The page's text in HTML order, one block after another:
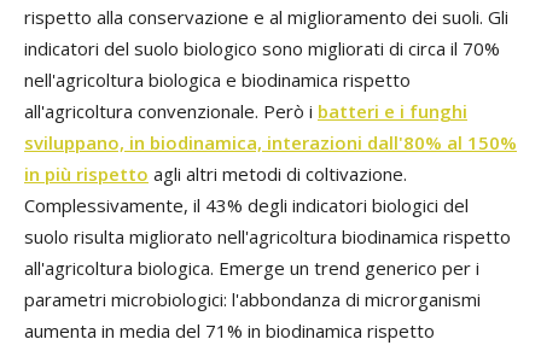
rispetto alla conservazione e al miglioramento dei suoli. Gli
indicatori del suolo biologico sono migliorati di circa il 70%
nell'agricoltura biologica e biodinamica rispetto
all'agricoltura convenzionale. Però i batteri e i funghi
sviluppano, in biodinamica, interazioni dall'80% al 150%
in più rispetto agli altri metodi di coltivazione.
Complessivamente, il 43% degli indicatori biologici del
suolo risulta migliorato nell'agricoltura biodinamica rispetto
all'agricoltura biologica. Emerge un trend generico per i
parametri microbiologici: l'abbondanza di microrganismi
aumenta in media del 71% in biodinamica rispetto